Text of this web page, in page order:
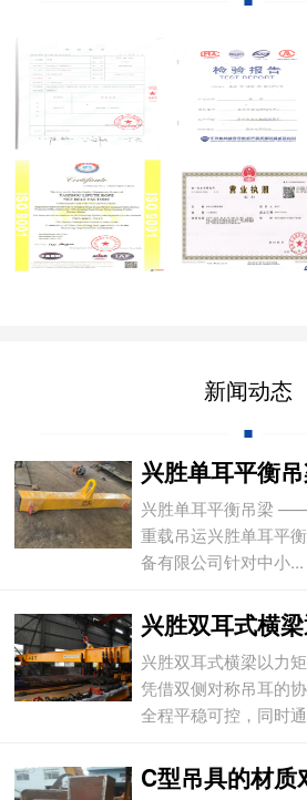
新闻动态
兴胜单耳平衡吊梁
重载吊运兴胜单耳平
备有限公司针对中小...
兴胜双耳式横梁以力
凭借双侧对称吊耳的
全程平稳可控，同时